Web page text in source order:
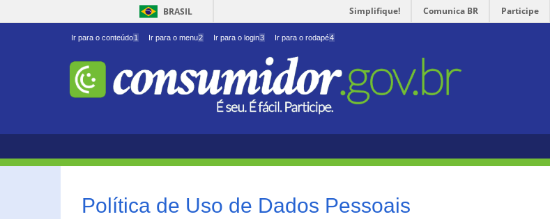
BRASIL Simplifique! Comunica BR Participe
Ir para o conteúdo1 Ir para o menu2 Ir para o login3 Ir para o rodapé4
Política de Uso de Dados Pessoais